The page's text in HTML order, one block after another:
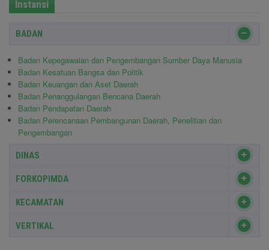
Instansi
BADAN
Badan Kepegawaian dan Pengembangan Sumber Daya Manusia
Badan Kesatuan Bangsa dan Politik
Badan Keuangan dan Aset Daerah
Badan Penanggulangan Bencana Daerah
Badan Pendapatan Daerah
Badan Perencanaan Pembangunan Daerah, Penelitian dan
Pengembangan
DINAS
FORKOPIMDA
KECAMATAN
VERTIKAL